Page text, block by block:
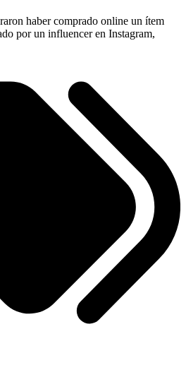
haber comprado online un ítem
por un influencer en Instagram,